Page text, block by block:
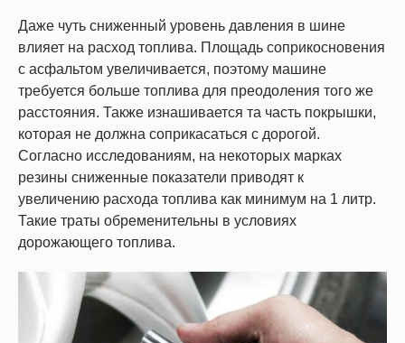
Даже чуть сниженный уровень давления в шине
влияет на расход топлива. Площадь соприкосновения
с асфальтом увеличивается, поэтому машине
требуется больше топлива для преодоления того же
расстояния. Также изнашивается та часть покрышки,
которая не должна соприкасаться с дорогой.
Согласно исследованиям, на некоторых марках
резины сниженные показатели приводят к
увеличению расхода топлива как минимум на 1 литр.
Такие траты обременительны в условиях
дорожающего топлива.